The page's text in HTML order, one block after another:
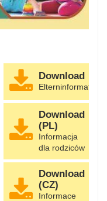
Download
Elterninformation
Download
(PL)
Informacja
dla rodziców
Download
(CZ)
Informace